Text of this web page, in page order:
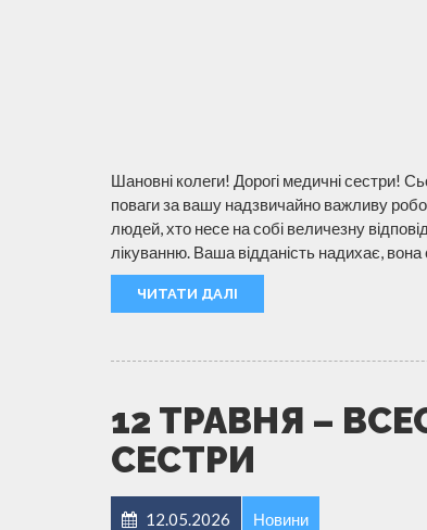
Шановні колеги! Дорогі медичні сестри!
поваги за вашу надзвичайно важливу
людей, хто несе на собі величезну
лікуванню. Ваша відданість надихає,
ЧИТАТИ ДАЛІ
12 ТРАВНЯ –
СЕСТРИ
12.05.2026 Новини